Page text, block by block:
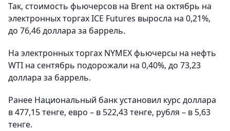
Так, стоимость фьючерсов на Brent на октябрь на
электронных торгах ICE Futures выросла на 0,21%,
до 76,46 доллара за баррель.
На электронных торгах NYMEX фьючерсы на нефть
WTI на сентябрь подорожали на 0,40%, до 73,23
доллара за баррель.
Ранее Национальный банк установил курс доллара
в 477,15 тенге, евро – в 522,43 тенге, рубля – в 5,63
тенге.